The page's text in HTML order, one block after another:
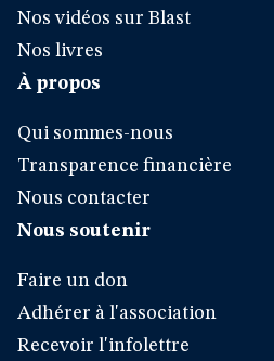
Nos vidéos sur Blast
Nos livres
À propos
Qui sommes-nous
Transparence financière
Nous contacter
Nous soutenir
Faire un don
Adhérer à l'association
Recevoir l'infolettre